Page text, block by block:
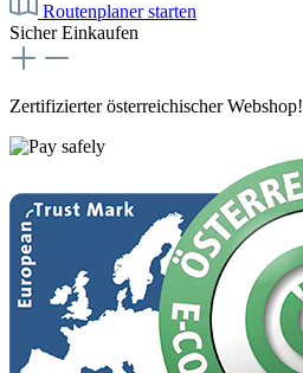
Routenplaner starten
Sicher Einkaufen
Zertifizierter österreichischer Webshop!